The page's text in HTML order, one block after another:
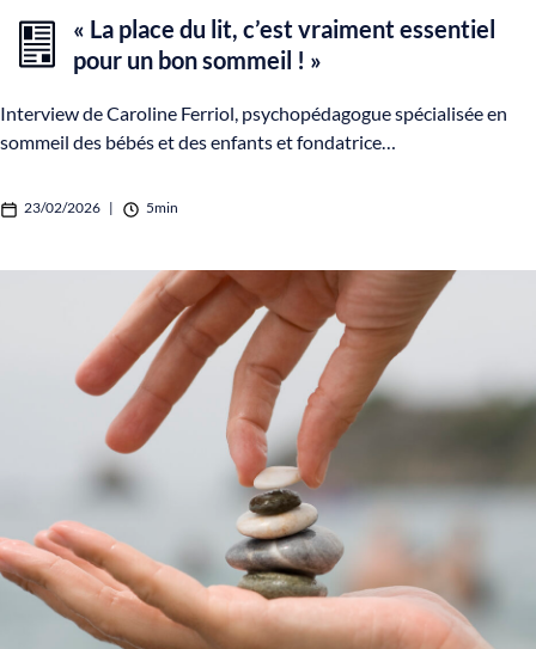
« La place du lit, c’est vraiment essentiel
pour un bon sommeil ! »
Interview de Caroline Ferriol, psychopédagogue spécialisée en
sommeil des bébés et des enfants et fondatrice…
23/02/2026 | 5min